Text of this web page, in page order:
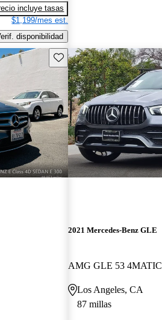
incluye tasas
$1,199/mes est.
disponibilidad
Guarda este Aviso
2021 Mercedes-Benz GLE
AMG GLE 53 4MATIC
Los Angeles, CA
87 millas